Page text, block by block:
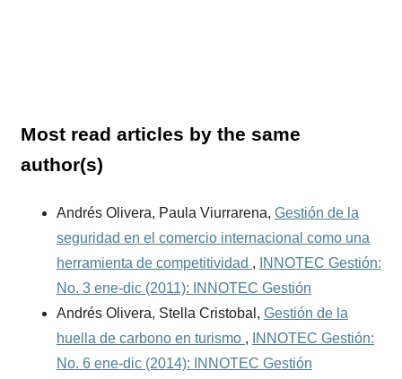
Most read articles by the same
author(s)
Andrés Olivera, Paula Viurrarena, Gestión de la
seguridad en el comercio internacional como una
herramienta de competitividad ,
INNOTEC Gestión:
No. 3 ene-dic (2011): INNOTEC Gestión
Andrés Olivera, Stella Cristobal, Gestión de la
huella de carbono en turismo ,
INNOTEC Gestión:
No. 6 ene-dic (2014): INNOTEC Gestión